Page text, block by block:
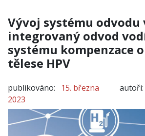
Vývoj systému odvodu
integrovaný odvod
systému kompenzace
tělese HPV
publikováno:
15. března
2023
autoři: